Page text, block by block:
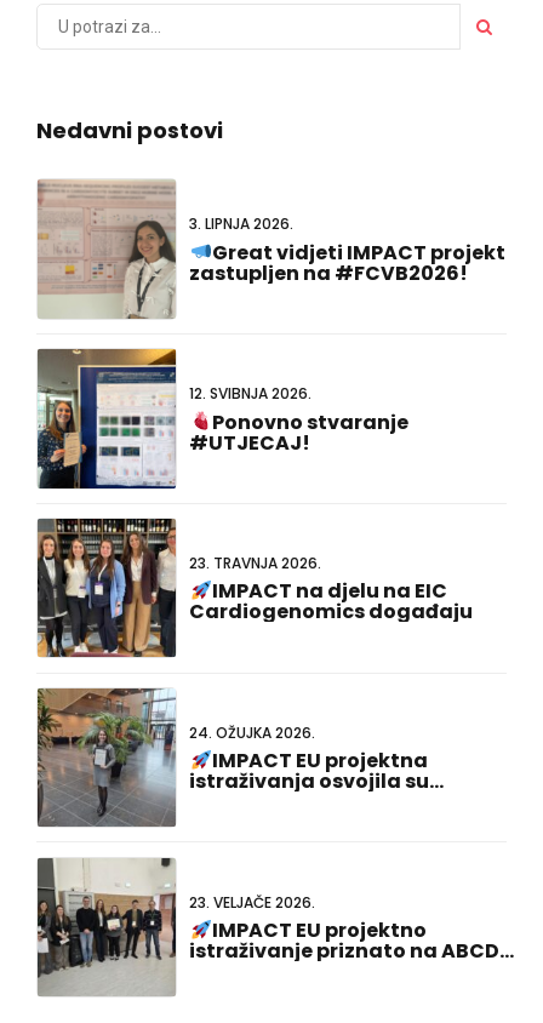
Nedavni postovi
3. LIPNJA 2026.
Great vidjeti IMPACT projekt
zastupljen na #FCVB2026!
12. SVIBNJA 2026.
Ponovno stvaranje
#UTJECAJ!
23. TRAVNJA 2026.
IMPACT na djelu na EIC
Cardiogenomics događaju
24. OŽUJKA 2026.
IMPACT EU projektna
istraživanja osvojila su
23. VELJAČE 2026.
IMPACT EU projektno
istraživanje priznato na ABCD-